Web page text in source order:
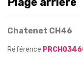
Chatenet CH46
Référence